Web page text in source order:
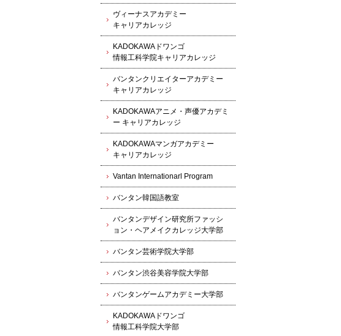
ヴィーナスアカデミー
キャリアカレッジ
KADOKAWAドワンゴ
情報工科学院キャリアカレッジ
バンタンクリエイターアカデミー
キャリアカレッジ
KADOKAWAアニメ・声優アカデミ
ー キャリアカレッジ
KADOKAWAマンガアカデミー
キャリアカレッジ
Vantan Internationarl Program
バンタン韓国語教室
バンタンデザイン研究所ファッシ
ョン・ヘアメイクカレッジ大学部
バンタン芸術学院大学部
バンタン渋谷美容学院大学部
バンタンゲームアカデミー大学部
KADOKAWAドワンゴ
情報工科学院大学部